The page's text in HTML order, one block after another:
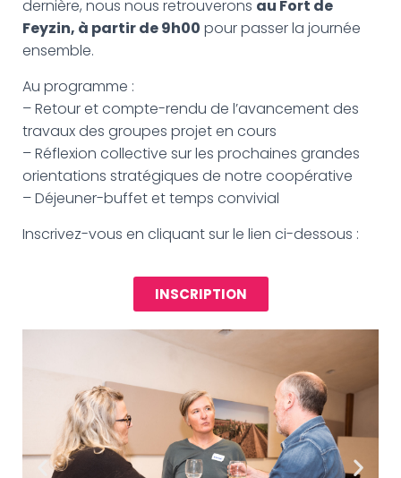
dernière, nous nous retrouverons au Fort de
Feyzin, à partir de 9h00 pour passer la journée
ensemble.
Au programme :
– Retour et compte-rendu de l’avancement des
travaux des groupes projet en cours
– Réflexion collective sur les prochaines grandes
orientations stratégiques de notre coopérative
– Déjeuner-buffet et temps convivial
Inscrivez-vous en cliquant sur le lien ci-dessous :
INSCRIPTION